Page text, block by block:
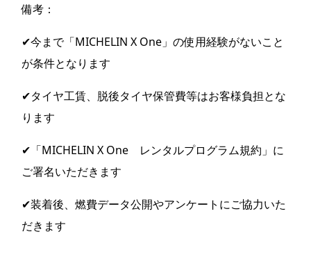
備考：
✔今まで「MICHELIN X One」の使用経験がないこと
が条件となります
✔タイヤ工賃、脱後タイヤ保管費等はお客様負担とな
ります
✔「MICHELIN X One レンタルプログラム規約」に
ご署名いただきます
✔装着後、燃費データ公開やアンケートにご協力いた
だきます